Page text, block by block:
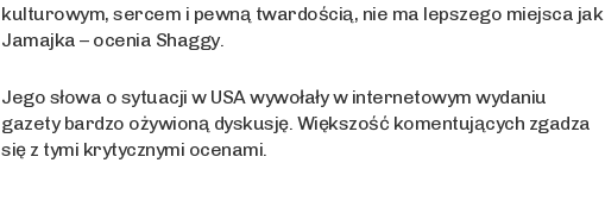
kulturowym, sercem i pewną twardością, nie ma lepszego miejsca jak
Jamajka – ocenia Shaggy.
Jego słowa o sytuacji w USA wywołały w internetowym wydaniu
gazety bardzo ożywioną dyskusję. Większość komentujących zgadza
się z tymi krytycznymi ocenami.